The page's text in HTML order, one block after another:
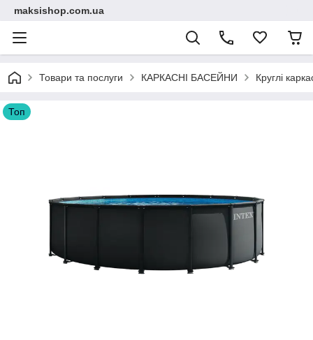
maksishop.com.ua
Товари та послуги КАРКАСНІ БАСЕЙНИ Круглі
Топ